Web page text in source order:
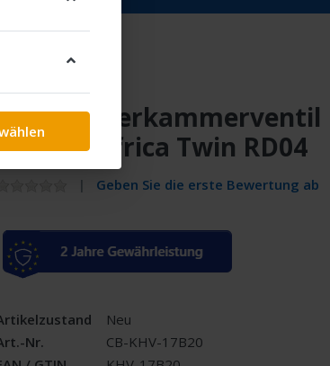
Africa Twin RD04
Geben Sie die erste Bewertung ab
Neu
Nr.
CB-KHV-17B20